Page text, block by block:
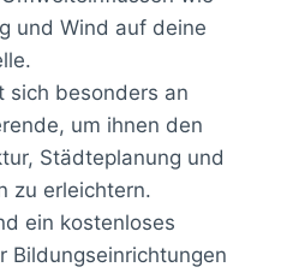
und Wind auf deine
sich besonders an
um ihnen den
Städteplanung und
zu erleichtern.
ein kostenloses
Bildungseinrichtungen